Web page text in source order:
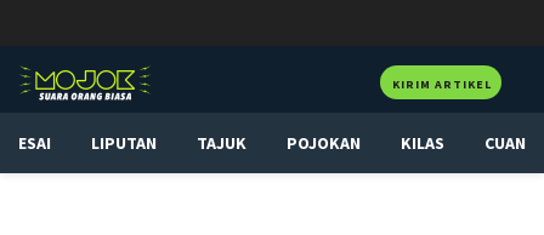
KIRIM ARTIKEL
ESAI LIPUTAN TAJUK POJOKAN KILAS CUAN